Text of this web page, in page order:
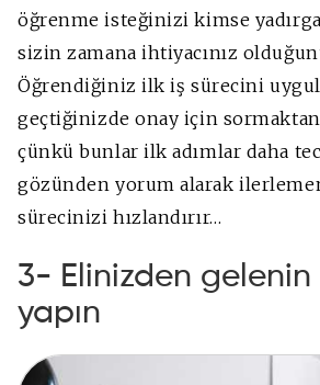
öğrenme isteğinizi kimse
sizin zamana ihtiyacınız
Öğrendiğiniz ilk iş sürecini
geçtiğinizde onay için
çünkü bunlar ilk adımlar daha
gözünden yorum alarak
sürecinizi hızlandırır…
3- Elinizden gelenin
yapın